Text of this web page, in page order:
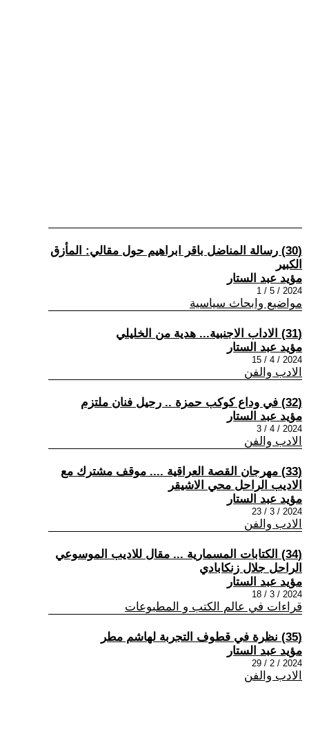
(30) رسالة المناضل باقر ابراهيم حول مقالي: المأزق
الكبير
مؤيد عبد الستار
2024 / 5 / 1
مواضيع وابحاث سياسية
(31) الاداب الاجنبية... هدية من الخليلي
مؤيد عبد الستار
2024 / 4 / 15
الادب والفن
(32) في وداع كوكب حمزة .. رحيل فنان ملتزم
مؤيد عبد الستار
2024 / 4 / 3
الادب والفن
(33) مهرجان القصة العراقية .... موقف مشترك مع
الاديب الراحل محي الاشيقر
مؤيد عبد الستار
2024 / 3 / 23
الادب والفن
(34) الكتابات المسمارية ... مقال للاديب الموسوعي
الراحل جلال زنكابادي
مؤيد عبد الستار
2024 / 3 / 18
قراءات في عالم الكتب و المطبوعات
(35) نظرة في قطوف التجربة لهاشم مطر
مؤيد عبد الستار
2024 / 2 / 29
الادب والفن